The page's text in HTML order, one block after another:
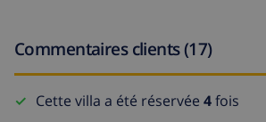
Commentaires clients (17)
Cette villa a été réservée 4fois